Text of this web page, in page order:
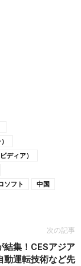
ディア）
ソフト
中国
次の記事
結集！CESアジア
動運転技術など先